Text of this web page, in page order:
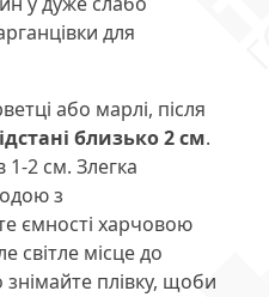
для
або марлі, після
близько 2 см.
2 см. Злегка
з
ємності харчовою
світле місце до
плівку, щоби